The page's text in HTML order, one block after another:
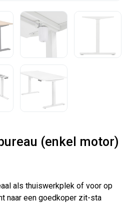
(enkel motor)
als thuiswerkplek of voor op
naar een goedkoper zit-sta